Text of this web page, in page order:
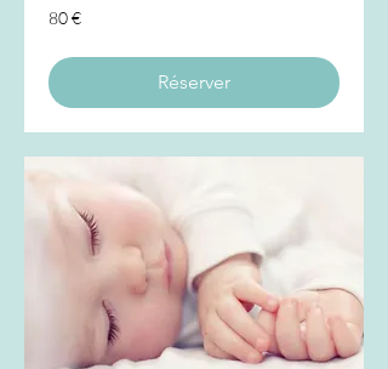
80
euros
80 €
Réserver